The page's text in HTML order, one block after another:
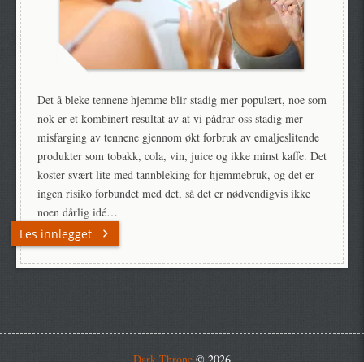
Det å bleke tennene hjemme blir stadig mer populært, noe som
nok er et kombinert resultat av at vi pådrar oss stadig mer
misfarging av tennene gjennom økt forbruk av emaljeslitende
produkter som tobakk, cola, vin, juice og ikke minst kaffe. Det
koster svært lite med tannbleking for hjemmebruk, og det er
ingen risiko forbundet med det, så det er nødvendigvis ikke
noen dårlig idé…
Les innlegget